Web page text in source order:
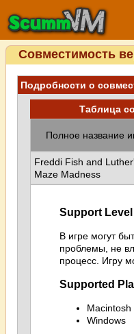
Совместимость
Подробности о
Таблица
Полное название
Freddi Fish and
Maze Madness
Support Level
В игре могут
проблемы, не
процесс. Игру
Supported
Macintosh
Windows